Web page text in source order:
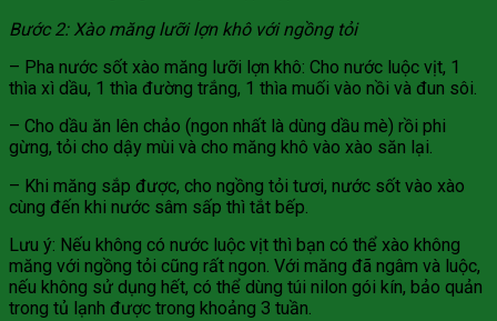
Bước 2: Xào măng lưỡi lợn khô với ngồng tỏi
– Pha nước sốt xào măng lưỡi lợn khô: Cho nước luộc vịt, 1
thìa xì dầu, 1 thìa đường trắng, 1 thìa muối vào nồi và đun sôi.
– Cho dầu ăn lên chảo (ngon nhất là dùng dầu mè) rồi phi
gừng, tỏi cho dậy mùi và cho măng khô vào xào săn lại.
– Khi măng sắp được, cho ngồng tỏi tươi, nước sốt vào xào
cùng đến khi nước sâm sấp thì tắt bếp.
Lưu ý: Nếu không có nước luộc vịt thì bạn có thể xào không
măng với ngồng tỏi cũng rất ngon. Với măng đã ngâm và luộc,
nếu không sử dụng hết, có thể dùng túi nilon gói kín, bảo quản
trong tủ lạnh được trong khoảng 3 tuần.